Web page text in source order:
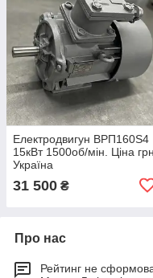
Електродвигун ВРП160Ѕ4
15кВт 1500об/мін. Ціна грн
Україна
31 500 ₴
Про нас
Рейтинг не